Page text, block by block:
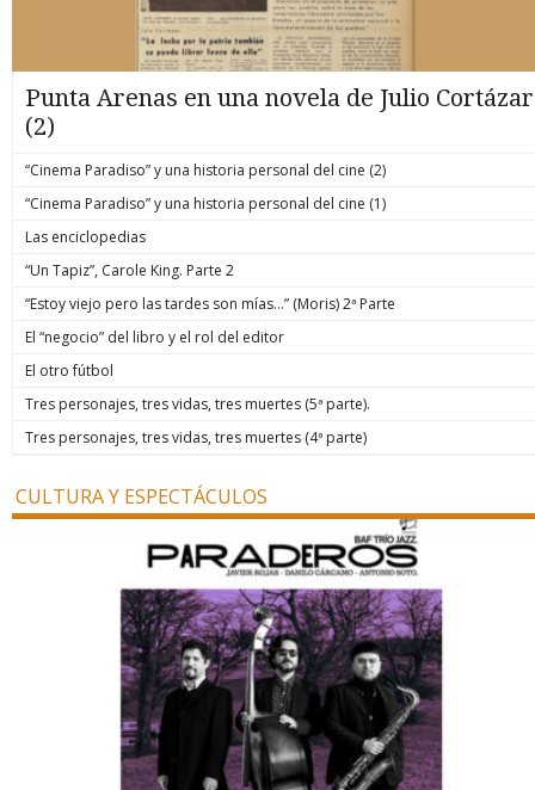
Punta Arenas en una novela de Julio Cortázar
(2)
“Cinema Paradiso” y una historia personal del cine (2)
“Cinema Paradiso” y una historia personal del cine (1)
Las enciclopedias
“Un Tapiz”, Carole King. Parte 2
“Estoy viejo pero las tardes son mías…” (Moris) 2ª Parte
El “negocio” del libro y el rol del editor
El otro fútbol
Tres personajes, tres vidas, tres muertes (5ª parte).
Tres personajes, tres vidas, tres muertes (4ª parte)
CULTURA Y ESPECTÁCULOS